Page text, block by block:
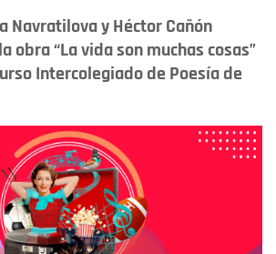
Navratilova y Héctor Cañón
obra “La vida son muchas cosas”
Intercolegiado de Poesía de